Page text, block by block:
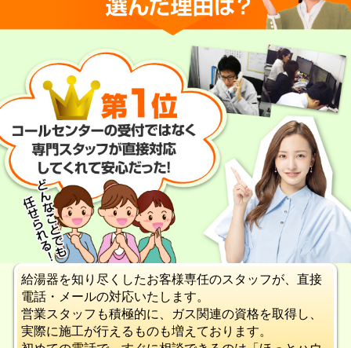
給湯器を知り尽くしたお客様専任のスタッフが、直接
電話・メールの対応いたします。
営業スタッフも積極的に、ガス関連の資格を取得し、
実際に施工が行えるものも増えております。